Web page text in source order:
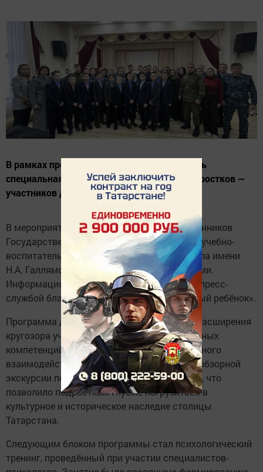
В рамках проекта «Перспектива» состоялась
специальная выездная программа для подростков —
участников данной инициативы.
В мероприятии приняли участие 29 воспитанников
Государственного казенного специального учебно-
воспитательного учреждения закрытого типа имени
Н.А. Галлямова вместе со своими педагогами.
Информация об этом была предоставлена пресс-
службой благотворительного фонда «Добрый ребёнок».
Программа дня была составлена с целью расширения
кругозора участников, развития их социальных
компетенций и укрепления навыков командного
взаимодействия. Мероприятие началось с обзорной
экскурсии по историческому центру Казани, что
позволило подросткам глубже погрузиться в
культурное и историческое наследие столицы
Татарстана.
Следующим блоком программы стал психологический
тренинг, проведённый при участии специалистов-